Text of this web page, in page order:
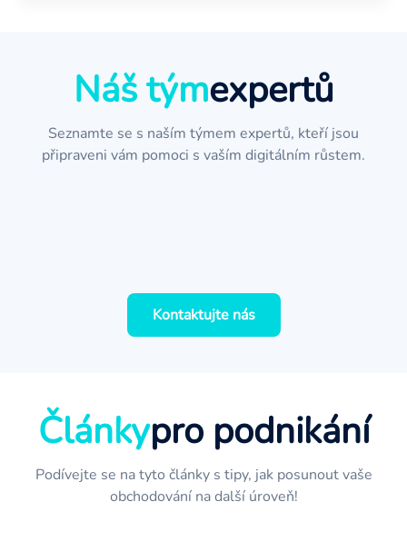
Náš týmexpertů
Seznamte se s naším týmem expertů, kteří jsou
připraveni vám pomoci s vaším digitálním růstem.
Jan
Kontaktujte nás
Článkypro podnikání
Podívejte se na tyto články s tipy, jak posunout vaše
obchodování na další úroveň!